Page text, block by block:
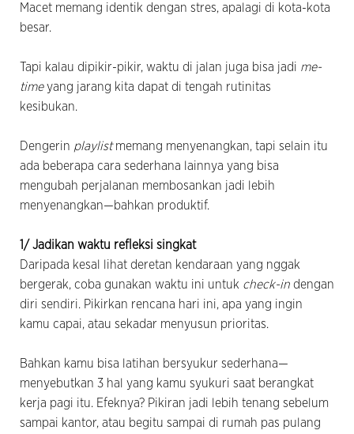
Macet memang identik dengan stres, apalagi di kota-kota
besar.
Tapi kalau dipikir-pikir, waktu di jalan juga bisa jadi me-
timeyang jarang kita dapat di tengah rutinitas
kesibukan.
Dengerin playlistmemang menyenangkan, tapi selain itu
ada beberapa cara sederhana lainnya yang bisa
mengubah perjalanan membosankan jadi lebih
menyenangkan—bahkan produktif.
1/ Jadikan waktu refleksi singkat
Daripada kesal lihat deretan kendaraan yang nggak
bergerak, coba gunakan waktu ini untuk check-in dengan
diri sendiri. Pikirkan rencana hari ini, apa yang ingin
kamu capai, atau sekadar menyusun prioritas.
Bahkan kamu bisa latihan bersyukur sederhana—
menyebutkan 3 hal yang kamu syukuri saat berangkat
kerja pagi itu. Efeknya? Pikiran jadi lebih tenang sebelum
sampai kantor, atau begitu sampai di rumah pas pulang